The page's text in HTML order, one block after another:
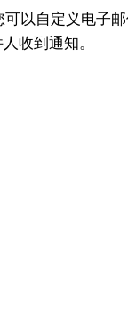
以自定义电子
收到通知。